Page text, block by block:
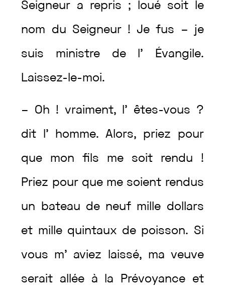
Seigneur a repris ; loué soit le
nom du Seigneur !Jefus – je
suis ministre de l’ Évangile.
Laissez-le-moi.
– Oh ! vraiment, l’ êtes-vous ?
dit l’ homme.Alors, priez pour
que monfils me soit rendu !
Priez pour que me soient rendus
un bateau de neuf mille dollars
et mille quintaux de poisson. Si
vous m’ aviez laissé, ma veuve
serait allée à la Prévoyance et